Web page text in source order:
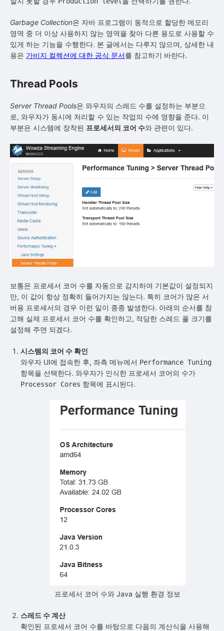
Garbage Collection은 자바 프로그램이 동적으로 할당한 메모리
영역 중 더 이상 사용하지 않는 영역을 찾아 다른 용도로 사용할 수
있게 하는 기능을 수행한다. 본 글에서는 다루지 않으며, 상세한 내
용은 가비지 컬렉션에 대한 공식 문서를 참고하기 바란다.
Thread Pools
Server Thread Pools은 와우자의 스레드 수를 설정하는 부분으
로, 와우자가 동시에 처리할 수 있는 작업의 수에 영향을 준다. 이
부분은 시스템에 장착된 프로세서의 코어 수와 관련이 있다.
보통은 프로세서 코어 수를 자동으로 감지하여 기본값이 설정되지
만, 이 값이 항상 정확히 들어가지는 않는다. 특히 코어가 많은 서
버용 프로세서의 경우 이런 일이 종종 발생한다. 아래의 순서를 참
고해 실제 프로세서 코어 수를 확인하고, 적당한 스레드 풀 크기를
설정해 주면 되겠다.
시스템의 코어 수 확인
와우자 UI에 접속한 후, 좌측 메뉴에서 Performance Tuning
항목을 선택한다. 와우자가 인식한 프로세서 코어의 수가
Processor Cores 항목에 표시된다.
프로세서 코어 수와 Java 실행 환경 정보
스레드 수 계산
확인된 프로세서 코어 수를 바탕으로 다음의 계산식을 사용해